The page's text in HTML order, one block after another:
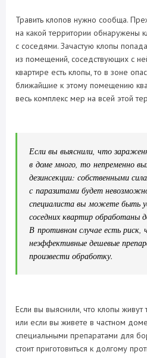
Травить клопов нужно сообща.
на какой территории обнаружены
с соседями. Зачастую клопы
из помещений, соседствующих с
квартире есть клопы, то в зоне
ближайшие к этому помещению
весь комплекс мер на всей этой
Если вы выяснили, что
в доме много, то непременно
дезинсекции: собственными
с паразитами будет
специалиста вы можете быть
соседних квартир обработаны
В противном случае есть риск,
неэффективные дешевые
произвести обработку.
Если вы выяснили, что клопы живут
или если вы живете в частном
специальными препаратами для
стоит приготовиться к долгому